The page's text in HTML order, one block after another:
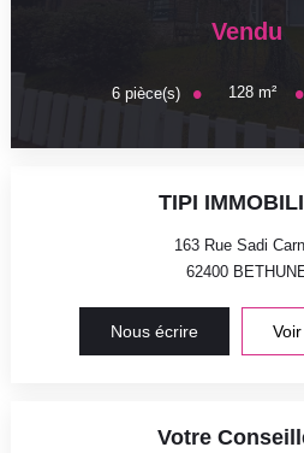
Vendu
6pièce(s) 128m²
TIPI
163 Rue Sadi
62400
Nous écrire
Votre